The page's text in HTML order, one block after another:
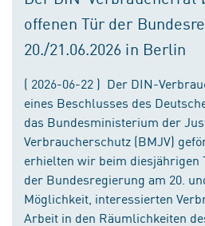
offenen Tür der
20./21.06.2026 in Berlin
( 2026-06-22 ) Der DIN-
eines Beschlusses des
das Bundesministerium der
Verbraucherschutz (BMJV)
erhielten wir beim diesjährigen
der Bundesregierung am 20.
Möglichkeit, interessierten
Arbeit in den Räumlichkeiten